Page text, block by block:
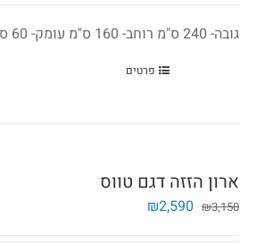
₪3,520.
₪2,580.
גובה- 240 ס"מ רוחב- 160 ס"מ עומק- 60 ס"מ
פרטים
ארון הזזה דגם טווס
₪3,150
המחיר₪2,590